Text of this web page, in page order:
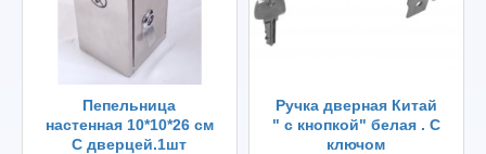
Пепельница
настенная 10*10*26 см
С дверцей.1шт
Ручка дверная Китай
" с кнопкой" белая . С
ключом